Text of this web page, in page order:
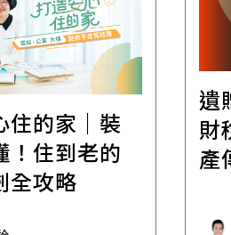
劃直播課│
親授，讓資
有效率
百
經